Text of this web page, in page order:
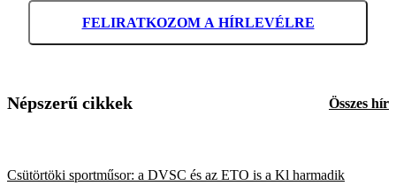
FELIRATKOZOM A HÍRLEVÉLRE
Népszerű cikkek Összes hír
Csütörtöki sportműsor: a DVSC és az ETO is a Kl harmadik